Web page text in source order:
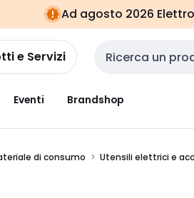
Ad agosto 2026
e Servizi Cerca input
Eventi Brandshop
di consumo Utensili elettrici e